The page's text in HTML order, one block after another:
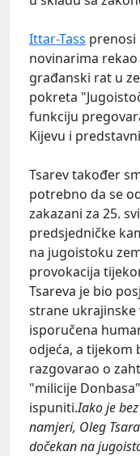
Ittar-Tass prenosi
novinarima
građanski rat u
pokreta
funkciju
Kijevu i
Tsarev također
potrebno da se
zakazani za 25.
predsjedničke
na jugoistoku
provokacija
Tsareva je bio
strane ukrajinske
isporučena
odjeća, a tijekom
razgovarao o
"milicije
ispuniti.Iako je
namjeri, Oleg
dočekan na